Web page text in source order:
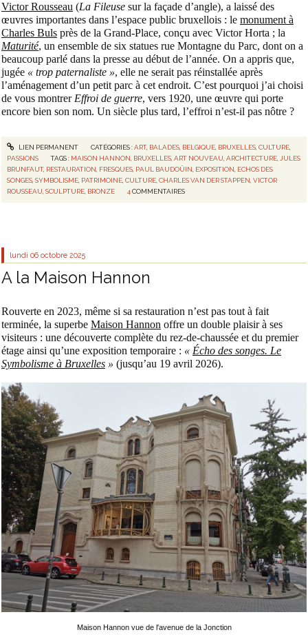
Victor Rousseau (La Fileuse sur la façade d’angle), a laissé des
œuvres importantes dans l’espace public bruxellois : le monument à
Charles Buls près de la Grand-Place, conçu avec Victor Horta ; la
Maturité, un ensemble de six statues rue Montagne du Parc, dont on a
beaucoup parlé dans la presse au début de l’année. On a appris que,
jugée « trop paternaliste », elle ne serait pas réinstallée après
l’aménagement d’un petit parc à cet endroit. C’est pourquoi j’ai choisi
de vous montrer Effroi de guerre, vers 1920, une œuvre qui porte
encore bien son nom. Un siècle plus tard, l’effroi n’est-il pas nôtre ?
LIEN PERMANENT CATÉGORIES :ART, BALADES, BELGIQUE, BRUXELLES, CULTURE,
PASSIONS
TAGS : MAISON HANNON BRUXELLES ,ART NOUVEAU ,ARCHITECTURE JULES
BRUNFAUT, RESTAURATION FRESQUES PAUL BAUDOÜIN EXPOSITION ECHOS DES
SONGES ,SYMBOLISME PATRIMOINE ,CULTURE ,CHARLES VAN DER STAPPEN ,VICTOR
ROUSSEAU ,SCULPTURE BRONZE 4 COMMENTAIRES
lundi 06 octobre 2025
A la Maison Hannon
Rouverte en 2023, même si sa restauration n’est pas tout à fait
terminée, la superbe Maison Hannon offre un double plaisir à ses
visiteurs : une découverte complète du rez-de-chaussée et du premier
étage ainsi qu’une exposition temporaire : « Écho des songes. Le
Symbolisme à Bruxelles » (jusqu’au 19 avril 2026).
Maison Hannon vue de l'avenue de la Jonction